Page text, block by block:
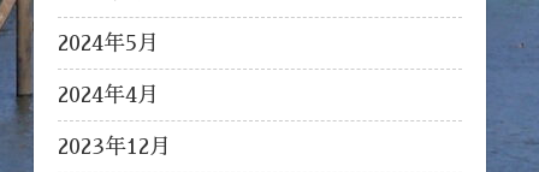
2024年5月
2024年4月
2023年12月